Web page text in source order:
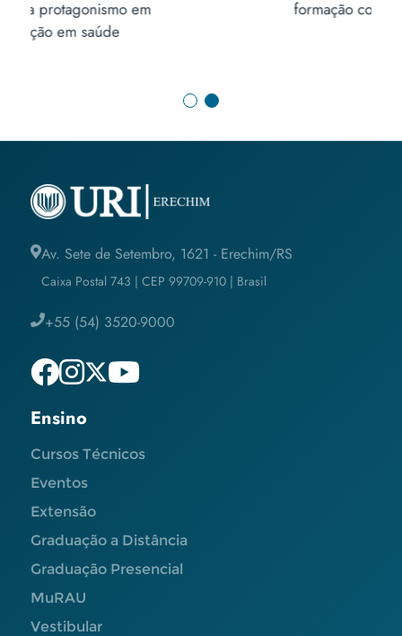
formação continuada
Av. Sete de Setembro, 1621 - Erechim/RS
Caixa Postal 743 | CEP 99709-910 | Brasil
+55 (54) 3520-9000
Ensino
Cursos Técnicos
Eventos
Extensão
Graduação a Distância
Graduação Presencial
MuRAU
Vestibular